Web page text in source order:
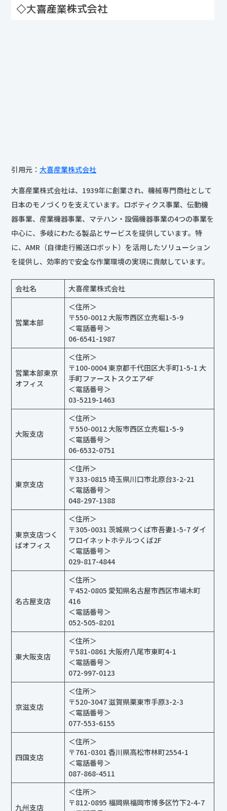
◇大喜産業株式会社
大喜産業株式会社は、1939年に創業され、機械専門商社として
日本のモノづくりを支えています。ロボティクス事業、伝動機
器事業、産業機器事業、マテハン・設備機器事業の4つの事業を
中心に、多岐にわたる製品とサービスを提供しています。特
に、AMR（自律走行搬送ロボット）を活用したソリューション
を提供し、効率的で安全な作業環境の実現に貢献しています。
＜住所＞
〒550-0012 大阪市西区立売堀1-5-9
＜電話番号＞
06-6541-1987
＜住所＞
〒100-0004 東京都千代田区大手町1-5-1 大
手町ファーストスクエア4F
＜電話番号＞
03-5219-1463
＜住所＞
〒550-0012 大阪市西区立売堀1-5-9
＜電話番号＞
06-6532-0751
＜住所＞
〒333-0815 埼玉県川口市北原台3-2-21
＜電話番号＞
048-297-1388
＜住所＞
〒305-0031 茨城県つくば市吾妻1-5-7 ダイ
ワロイネットホテルつくば2F
＜電話番号＞
029-817-4844
＜住所＞
〒452-0805 愛知県名古屋市西区市場木町
416
＜電話番号＞
052-505-8201
＜住所＞
〒581-0861 大阪府八尾市東町4-1
＜電話番号＞
072-997-0123
＜住所＞
〒520-3047 滋賀県栗東市手原3-2-3
＜電話番号＞
077-553-6155
＜住所＞
〒761-0301 香川県高松市林町2554-1
＜電話番号＞
087-868-4511
＜住所＞
〒812-0895 福岡県福岡市博多区竹下2-4-7
＜電話番号＞
092-441-0198